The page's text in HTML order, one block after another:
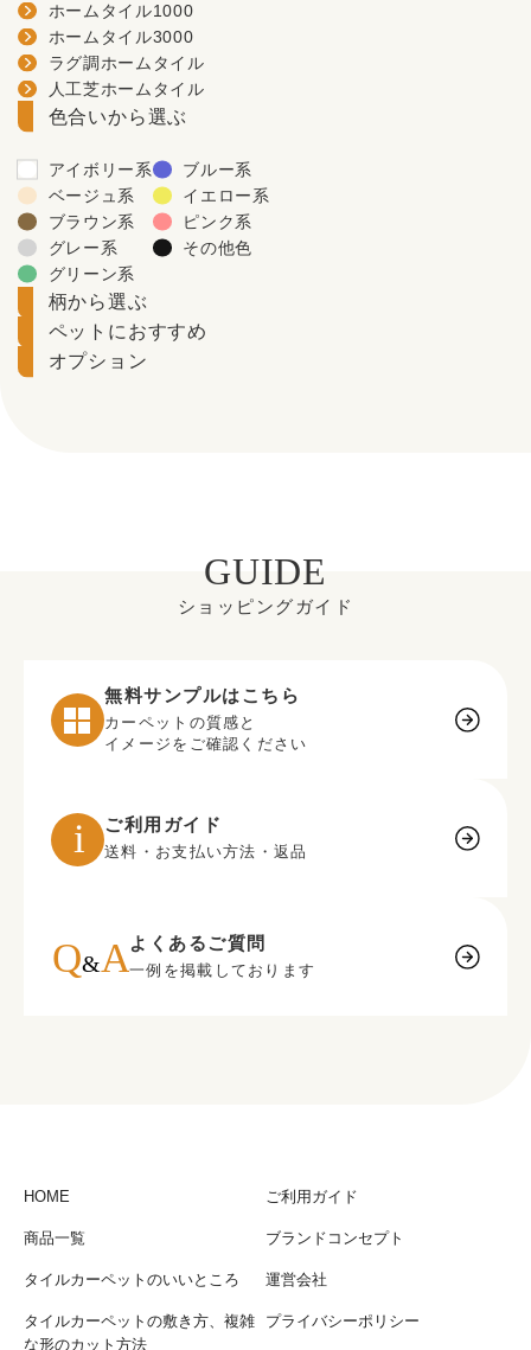
ホームタイル1000
ホームタイル3000
ラグ調ホームタイル
人工芝ホームタイル
色合いから選ぶ
アイボリー系
ベージュ系
ブラウン系
グレー系
グリーン系
ブルー系
イエロー系
ピンク系
その他色
柄から選ぶ
ペットにおすすめ
オプション
GUIDE
ショッピングガイド
無料サンプルはこちら
カーペットの質感と
イメージをご確認ください
ご利用ガイド
送料・お支払い方法・返品
よくあるご質問
一例を掲載しております
HOME
商品一覧
タイルカーペットのいいところ
タイルカーペットの敷き方、複雑
な形のカット方法
ご利用ガイド
ブランドコンセプト
運営会社
プライバシーポリシー